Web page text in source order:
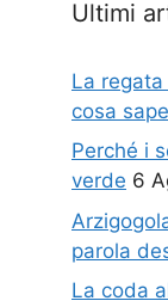
Ultimi
La
cosa
Perché i
verde 6
parola
La coda